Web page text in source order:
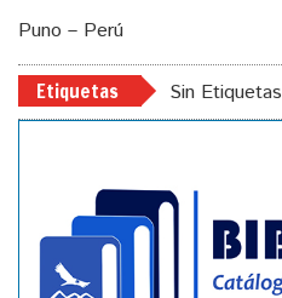
Puno – Perú
Etiquetas Sin Etiquetas